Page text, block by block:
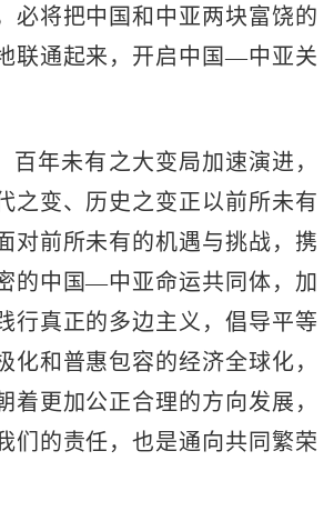
必将把中国和中亚两块富饶的
联通起来，开启中国—中亚关
百年未有之大变局加速演进，
之变、历史之变正以前所未有
对前所未有的机遇与挑战，携
的中国—中亚命运共同体，加
行真正的多边主义，倡导平等
化和普惠包容的经济全球化，
着更加公正合理的方向发展，
们的责任，也是通向共同繁荣